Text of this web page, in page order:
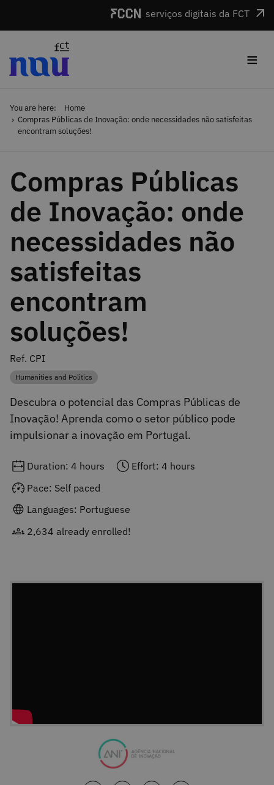
serviços digitais da FCT
≡
You are here:
Home
Compras Públicas de Inovação: onde necessidades não satisfeitas
encontram soluções!
Compras Públicas
de Inovação: onde
necessidades não
satisfeitas
encontram
soluções!
Ref. CPI
Category
Humanities and Politics
Descubra o potencial das Compras Públicas de
Inovação! Aprenda como o setor público pode
impulsionar a inovação em Portugal.
Duration: 4 hours
Effort: 4 hours
Pace: Self paced
Languages: Portuguese
2,634 already enrolled!